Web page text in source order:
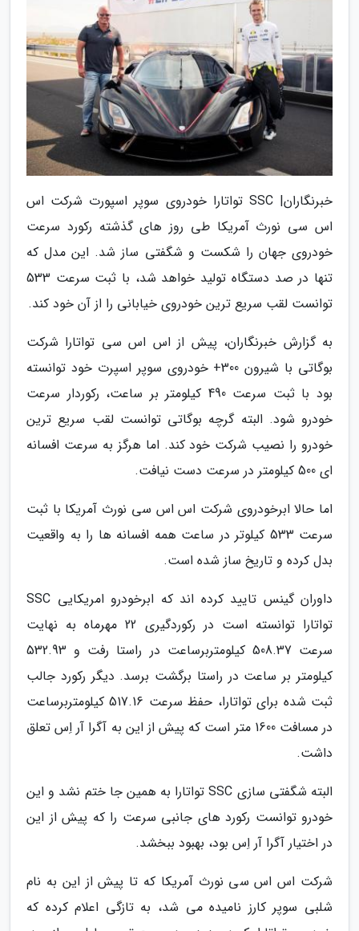
خبرنگاران| SSC تواتارا خودروی سوپر اسپورت شرکت اس
اس سی نورث آمریکا طی روز های گذشته رکورد سرعت
خودروی جهان را شکست و شگفتی ساز شد. این مدل که
تنها در صد دستگاه تولید خواهد شد، با ثبت سرعت 533
توانست لقب سریع ترین خودروی خیابانی را از آن خود کند.
به گزارش خبرنگاران، پیش از اس اس سی تواتارا شرکت
بوگاتی با شیرون 300+ خودروی سوپر اسپرت خود توانسته
بود با ثبت سرعت 490 کیلومتر بر ساعت، رکوردار سرعت
خودرو شود. البته گرچه بوگاتی توانست لقب سریع ترین
خودرو را نصیب شرکت خود کند. اما هرگز به سرعت افسانه
ای 500 کیلومتر در سرعت دست نیافت.
اما حالا ابرخودروی شرکت اس اس سی نورث آمریکا با ثبت
سرعت 533 کیلوتر در ساعت همه افسانه ها را به واقعیت
بدل کرده و تاریخ ساز شده است.
داوران گینس تایید کرده اند که ابرخودرو امریکایی SSC
تواتارا توانسته است در رکوردگیری 22 مهرماه به نهایت
سرعت 508.37 کیلومتربرساعت در راستا رفت و 532.93
کیلومتر بر ساعت در راستا برگشت برسد. دیگر رکورد جالب
ثبت شده برای تواتارا، حفظ سرعت 517.16 کیلومتربرساعت
در مسافت 1600 متر است که پیش از این به آگرا آر اِس تعلق
داشت.
البته شگفتی سازی SSC تواتارا به همین جا ختم نشد و این
خودرو توانست رکورد های جانبی سرعت را که پیش از این
در اختیار آگرا آر اِس بود، بهبود ببخشد.
شرکت اس اس سی نورث آمریکا که تا پیش از این به نام
شلبی سوپر کارز نامیده می شد، به تازگی اعلام کرده که